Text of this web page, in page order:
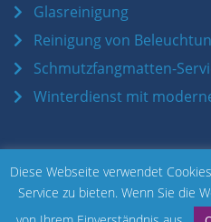
Glasreinigung
Reinigung von
Schmutzfangmatten-
Winterdienst mit
Design und
Diese Webseite verwendet
Service zu bieten. Wenn Sie die